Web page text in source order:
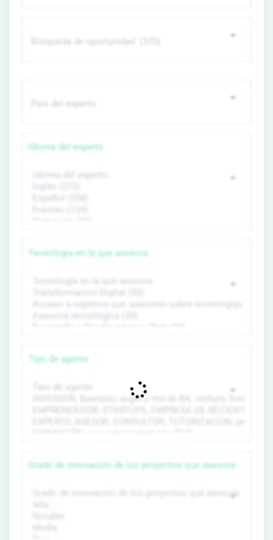
Idioma del experto
Tecnología en la que asesora
Tipo de agente
Grado de innovación de los proyectos que asesora